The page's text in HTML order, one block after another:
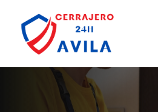
contenido